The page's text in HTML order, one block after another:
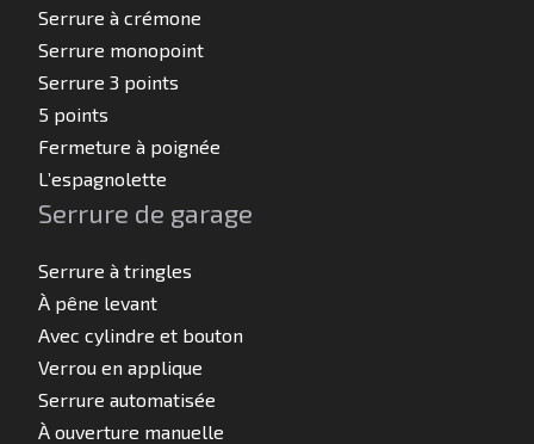
Serrure à crémone
Serrure monopoint
Serrure 3 points
5 points
Fermeture à poignée
L’espagnolette
Serrure de garage
Serrure à tringles
À pêne levant
Avec cylindre et bouton
Verrou en applique
Serrure automatisée
À ouverture manuelle